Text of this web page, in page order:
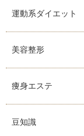
運動系ダイエット
美容整形
痩身エステ
豆知識